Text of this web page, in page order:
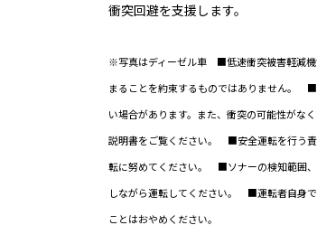
衝突回避を支援します。
※写真はディーゼル車 ■低速衝突被害軽減機
まることを約束するものではありません。
い場合があります。また、衝突の可能性がな
説明書をご覧ください。 ■安全運転を行う責
転に努めてください。 ■ソナーの検知範囲
しながら運転してください。
■運転者自身で
ことはおやめください。